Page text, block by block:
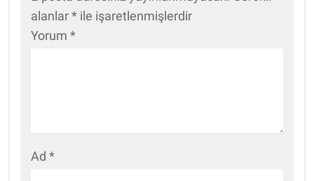
alanlar* ile işaretlenmişlerdir
Yorum *
Ad *